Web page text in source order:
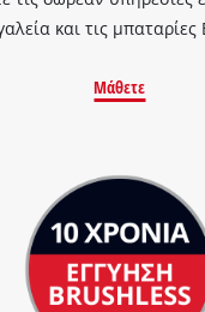
και τις
Μάθετε